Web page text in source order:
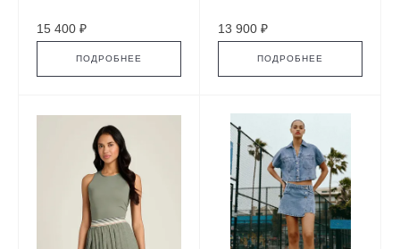
15 400 ₽
ПОДРОБНЕЕ
13 900 ₽
ПОДРОБНЕЕ